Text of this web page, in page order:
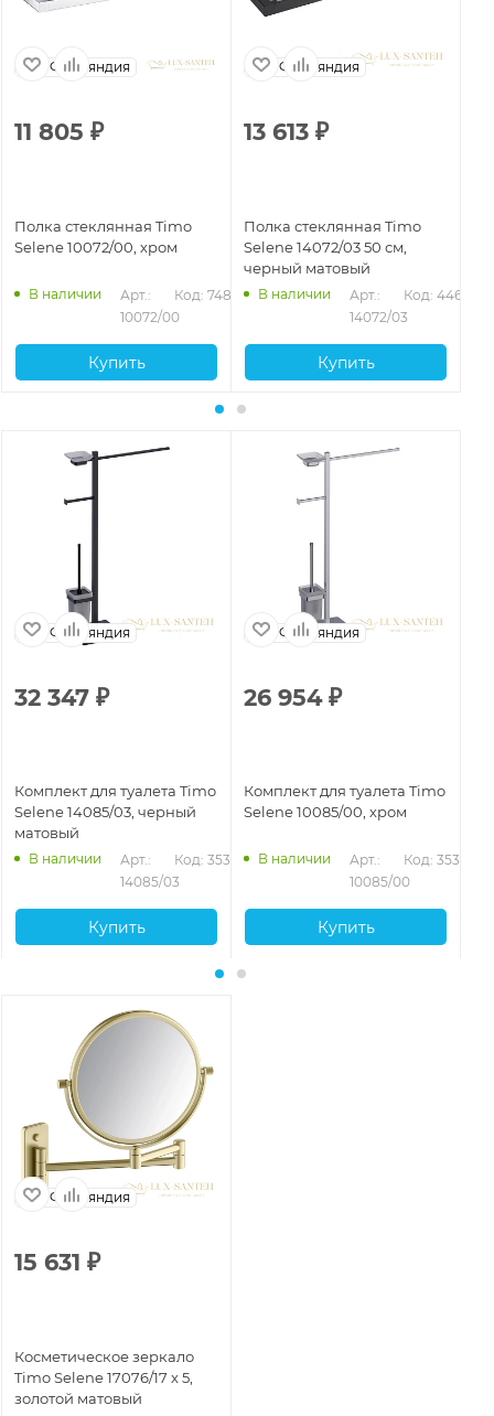
Финляндия
11 805 ₽
Полка стеклянная Timo
Selene 10072/00, хром
В наличии
Арт.:
10072/00
Код: 74893
Купить
Финляндия
13 613 ₽
Полка стеклянная Timo
Selene 14072/03 50 см,
черный матовый
В наличии
Арт.:
14072/03
Код: 44663
Купить
Финляндия
32 347 ₽
Комплект для туалета Timo
Selene 14085/03, черный
матовый
В наличии
Арт.:
14085/03
Код: 35360
Купить
Финляндия
26 954₽
Комплект для туалета Timo
Selene 10085/00, хром
В наличии
Арт.:
10085/00
Код: 35359
Купить
Финляндия
15 631 ₽
Косметическое зеркало
Timo Selene 17076/17 x 5,
золотой матовый